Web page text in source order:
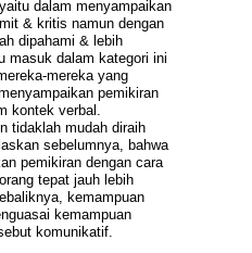
dalam menyampaikan
& kritis namun dengan
dipahami & lebih
masuk dalam kategori ini
mereka yang
pemikiran
kontek verbal.
tidaklah mudah diraih
sebelumnya, bahwa
pemikiran dengan cara
tepat jauh lebih
kemampuan
kemampuan
komunikatif.